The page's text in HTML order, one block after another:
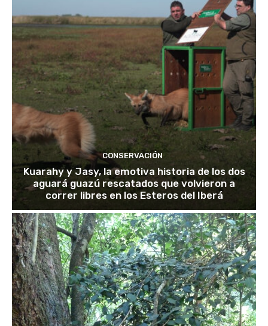
CONSERVACIÓN
Kuarahy y Jasy, la emotiva historia de los dos
aguará guazú rescatados que volvieron a
correr libres en los Esteros del Iberá